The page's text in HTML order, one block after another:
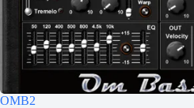
OMB2